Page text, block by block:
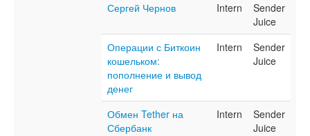
Сергей Чернов
Intern
Sender
Juice
Операции с Биткоин
кошельком:
пополнение и вывод
денег
Intern
Sender
Juice
Обмен Tether на
Сбербанк
Intern
Sender
Juice